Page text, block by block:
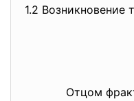
1.2 Возникновение
Отцом